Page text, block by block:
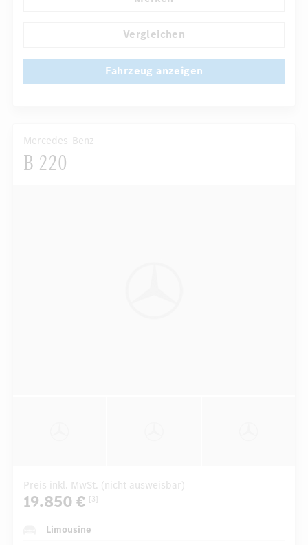
Vergleichen
Fahrzeug anzeigen
Mercedes-Benz
B 220
Preis inkl. MwSt. (nicht ausweisbar)
19.850 € [3]
Limousine